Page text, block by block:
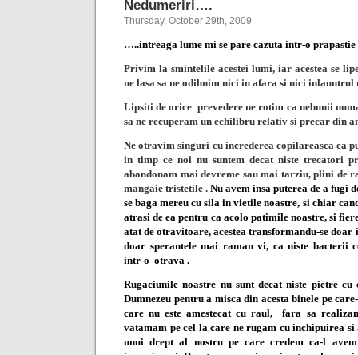
Nedumeriri….
Thursday, October 29th, 2009
…..intreaga lume mi se pare cazuta intr-o prapastie
Privim la smintelile acestei lumi, iar acestea se
ne lasa sa ne odihnim nici in afara si nici inlauntrul
Lipsiti de orice prevedere ne rotim ca nebunii
sa ne recuperam un echilibru relativ si precar din
Ne otravim singuri cu increderea copilareasca ca
in timp ce noi nu suntem decat niste trecatori
abandonam mai devreme sau mai tarziu, plini de
mangaie tristetile . Nu avem insa puterea de a fugi
se baga mereu cu sila in vietile noastre, si chiar
atrasi de ea pentru ca acolo patimile noastre, si
atat de otravitoare, acestea transformandu-se
doar sperantele mai raman vi, ca niste bacterii
intr-o otrava .
Rugaciunile noastre nu sunt decat niste pietre
Dumnezeu pentru a misca din acesta binele pe
care nu este amestecat cu raul,
fara sa
vatamam pe cel la care ne rugam cu inchipuirea
unui drept al nostru pe care credem ca-l